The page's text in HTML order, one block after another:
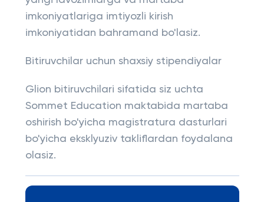
imkoniyatlariga imtiyozli kirish
imkoniyatidan bahramand bo'lasiz.
Bitiruvchilar uchun shaxsiy stipendiyalar
Glion bitiruvchilari sifatida siz uchta
Sommet Education maktabida martaba
oshirish bo'yicha magistratura dasturlari
bo'yicha eksklyuziv takliflardan foydalana
olasiz.